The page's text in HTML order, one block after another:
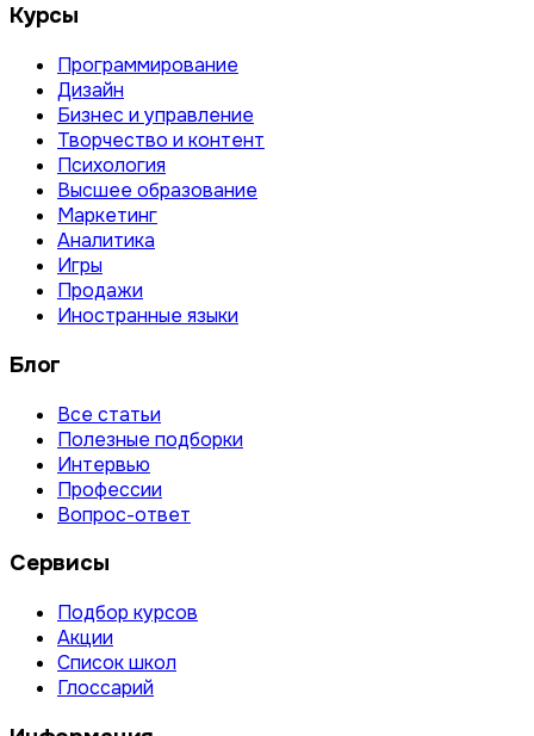
Курсы
Программирование
Дизайн
Бизнес и управление
Творчество и контент
Психология
Высшее образование
Маркетинг
Аналитика
Игры
Продажи
Иностранные языки
Блог
Все статьи
Полезные подборки
Интервью
Профессии
Вопрос-ответ
Сервисы
Подбор курсов
Акции
Список школ
Глоссарий